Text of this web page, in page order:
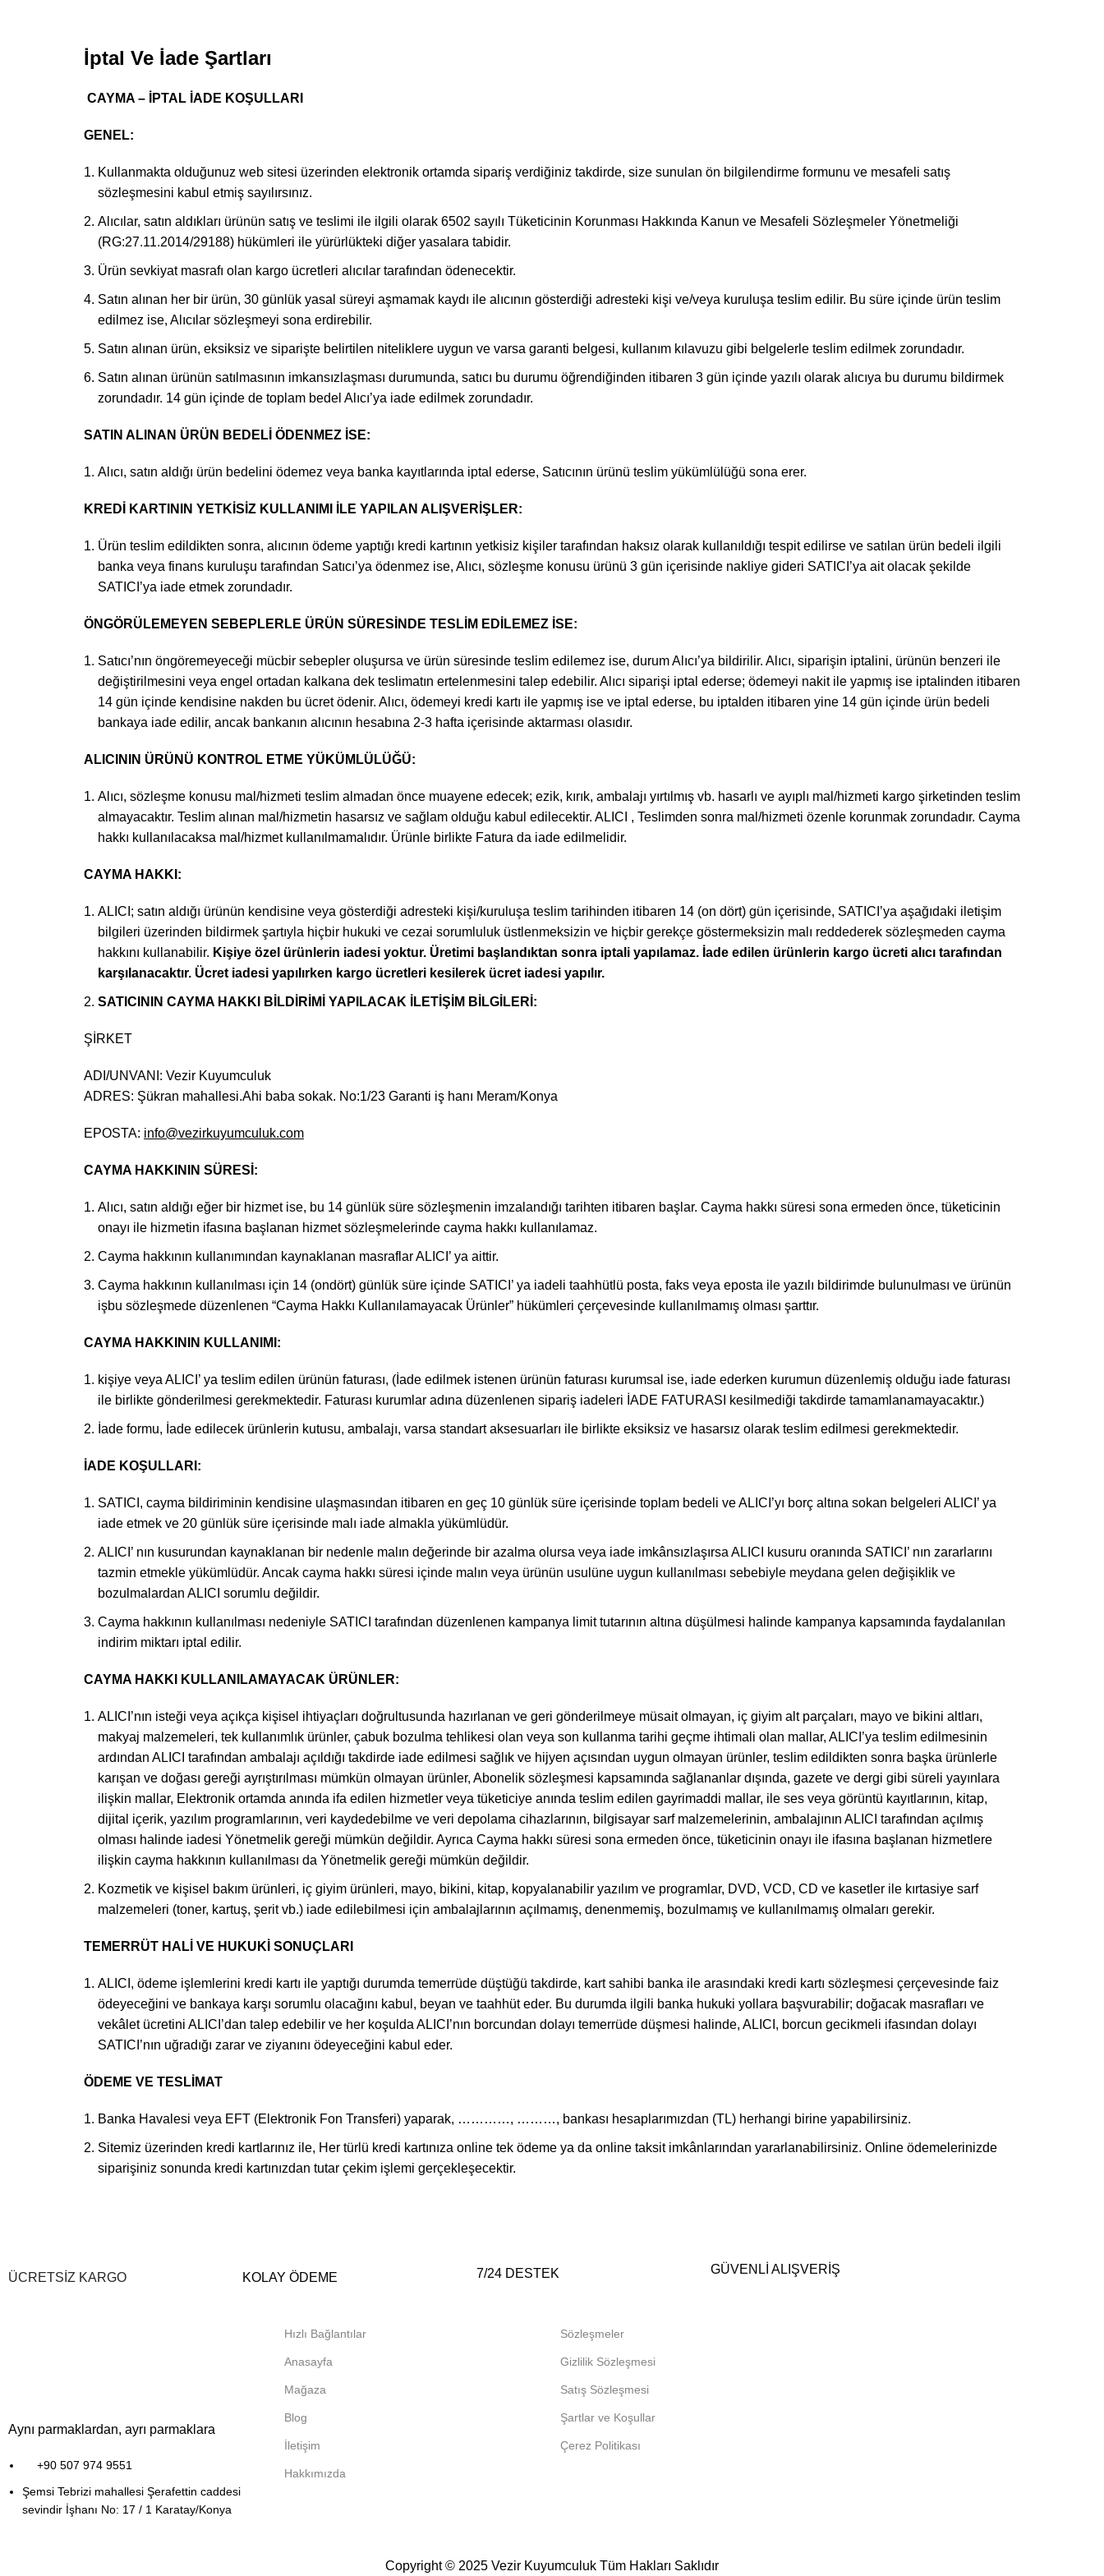
İptal Ve İade Şartları
CAYMA – İPTAL İADE KOŞULLARI
GENEL:
Kullanmakta olduğunuz web sitesi üzerinden elektronik ortamda sipariş verdiğiniz takdirde, size sunulan ön bilgilendirme formunu ve mesafeli satış
sözleşmesini kabul etmiş sayılırsınız.
Alıcılar, satın aldıkları ürünün satış ve teslimi ile ilgili olarak 6502 sayılı Tüketicinin Korunması Hakkında Kanun ve Mesafeli Sözleşmeler Yönetmeliği
(RG:27.11.2014/29188) hükümleri ile yürürlükteki diğer yasalara tabidir.
Ürün sevkiyat masrafı olan kargo ücretleri alıcılar tarafından ödenecektir.
Satın alınan her bir ürün, 30 günlük yasal süreyi aşmamak kaydı ile alıcının gösterdiği adresteki kişi ve/veya kuruluşa teslim edilir. Bu süre içinde ürün teslim
edilmez ise, Alıcılar sözleşmeyi sona erdirebilir.
Satın alınan ürün, eksiksiz ve siparişte belirtilen niteliklere uygun ve varsa garanti belgesi, kullanım kılavuzu gibi belgelerle teslim edilmek zorundadır.
Satın alınan ürünün satılmasının imkansızlaşması durumunda, satıcı bu durumu öğrendiğinden itibaren 3 gün içinde yazılı olarak alıcıya bu durumu bildirmek
zorundadır. 14 gün içinde de toplam bedel Alıcı’ya iade edilmek zorundadır.
SATIN ALINAN ÜRÜN BEDELİ ÖDENMEZ İSE:
Alıcı, satın aldığı ürün bedelini ödemez veya banka kayıtlarında iptal ederse, Satıcının ürünü teslim yükümlülüğü sona erer.
KREDİ KARTININ YETKİSİZ KULLANIMI İLE YAPILAN ALIŞVERİŞLER:
Ürün teslim edildikten sonra, alıcının ödeme yaptığı kredi kartının yetkisiz kişiler tarafından haksız olarak kullanıldığı tespit edilirse ve satılan ürün bedeli ilgili
banka veya finans kuruluşu tarafından Satıcı’ya ödenmez ise, Alıcı, sözleşme konusu ürünü 3 gün içerisinde nakliye gideri SATICI’ya ait olacak şekilde
SATICI’ya iade etmek zorundadır.
ÖNGÖRÜLEMEYEN SEBEPLERLE ÜRÜN SÜRESİNDE TESLİM EDİLEMEZ İSE:
Satıcı’nın öngöremeyeceği mücbir sebepler oluşursa ve ürün süresinde teslim edilemez ise, durum Alıcı’ya bildirilir. Alıcı, siparişin iptalini, ürünün benzeri ile
değiştirilmesini veya engel ortadan kalkana dek teslimatın ertelenmesini talep edebilir. Alıcı siparişi iptal ederse; ödemeyi nakit ile yapmış ise iptalinden itibaren
14 gün içinde kendisine nakden bu ücret ödenir. Alıcı, ödemeyi kredi kartı ile yapmış ise ve iptal ederse, bu iptalden itibaren yine 14 gün içinde ürün bedeli
bankaya iade edilir, ancak bankanın alıcının hesabına 2-3 hafta içerisinde aktarması olasıdır.
ALICININ ÜRÜNÜ KONTROL ETME YÜKÜMLÜLÜĞÜ:
Alıcı, sözleşme konusu mal/hizmeti teslim almadan önce muayene edecek; ezik, kırık, ambalajı yırtılmış vb. hasarlı ve ayıplı mal/hizmeti kargo şirketinden teslim
almayacaktır. Teslim alınan mal/hizmetin hasarsız ve sağlam olduğu kabul edilecektir. ALICI , Teslimden sonra mal/hizmeti özenle korunmak zorundadır. Cayma
hakkı kullanılacaksa mal/hizmet kullanılmamalıdır. Ürünle birlikte Fatura da iade edilmelidir.
CAYMA HAKKI:
ALICI; satın aldığı ürünün kendisine veya gösterdiği adresteki kişi/kuruluşa teslim tarihinden itibaren 14 (on dört) gün içerisinde, SATICI’ya aşağıdaki iletişim
bilgileri üzerinden bildirmek şartıyla hiçbir hukuki ve cezai sorumluluk üstlenmeksizin ve hiçbir gerekçe göstermeksizin malı reddederek sözleşmeden cayma
hakkını kullanabilir. Kişiye özel ürünlerin iadesi yoktur. Üretimi başlandıktan sonra iptali yapılamaz. İade edilen ürünlerin kargo ücreti alıcı tarafından
karşılanacaktır. Ücret iadesi yapılırken kargo ücretleri kesilerek ücret iadesi yapılır.
SATICININ CAYMA HAKKI BİLDİRİMİ YAPILACAK İLETİŞİM BİLGİLERİ:
ŞİRKET
ADI/UNVANI: Vezir Kuyumculuk
ADRES: Şükran mahallesi.Ahi baba sokak. No:1/23 Garanti iş hanı Meram/Konya
EPOSTA: info@vezirkuyumculuk.com
CAYMA HAKKININ SÜRESİ:
Alıcı, satın aldığı eğer bir hizmet ise, bu 14 günlük süre sözleşmenin imzalandığı tarihten itibaren başlar. Cayma hakkı süresi sona ermeden önce, tüketicinin
onayı ile hizmetin ifasına başlanan hizmet sözleşmelerinde cayma hakkı kullanılamaz.
Cayma hakkının kullanımından kaynaklanan masraflar ALICI’ ya aittir.
Cayma hakkının kullanılması için 14 (ondört) günlük süre içinde SATICI’ ya iadeli taahhütlü posta, faks veya eposta ile yazılı bildirimde bulunulması ve ürünün
işbu sözleşmede düzenlenen “Cayma Hakkı Kullanılamayacak Ürünler” hükümleri çerçevesinde kullanılmamış olması şarttır.
CAYMA HAKKININ KULLANIMI:
kişiye veya ALICI’ ya teslim edilen ürünün faturası, (İade edilmek istenen ürünün faturası kurumsal ise, iade ederken kurumun düzenlemiş olduğu iade faturası
ile birlikte gönderilmesi gerekmektedir. Faturası kurumlar adına düzenlenen sipariş iadeleri İADE FATURASI kesilmediği takdirde tamamlanamayacaktır.)
İade formu, İade edilecek ürünlerin kutusu, ambalajı, varsa standart aksesuarları ile birlikte eksiksiz ve hasarsız olarak teslim edilmesi gerekmektedir.
İADE KOŞULLARI:
SATICI, cayma bildiriminin kendisine ulaşmasından itibaren en geç 10 günlük süre içerisinde toplam bedeli ve ALICI’yı borç altına sokan belgeleri ALICI’ ya
iade etmek ve 20 günlük süre içerisinde malı iade almakla yükümlüdür.
ALICI’ nın kusurundan kaynaklanan bir nedenle malın değerinde bir azalma olursa veya iade imkânsızlaşırsa ALICI kusuru oranında SATICI’ nın zararlarını
tazmin etmekle yükümlüdür. Ancak cayma hakkı süresi içinde malın veya ürünün usulüne uygun kullanılması sebebiyle meydana gelen değişiklik ve
bozulmalardan ALICI sorumlu değildir.
Cayma hakkının kullanılması nedeniyle SATICI tarafından düzenlenen kampanya limit tutarının altına düşülmesi halinde kampanya kapsamında faydalanılan
indirim miktarı iptal edilir.
CAYMA HAKKI KULLANILAMAYACAK ÜRÜNLER:
ALICI’nın isteği veya açıkça kişisel ihtiyaçları doğrultusunda hazırlanan ve geri gönderilmeye müsait olmayan, iç giyim alt parçaları, mayo ve bikini altları,
makyaj malzemeleri, tek kullanımlık ürünler, çabuk bozulma tehlikesi olan veya son kullanma tarihi geçme ihtimali olan mallar, ALICI’ya teslim edilmesinin
ardından ALICI tarafından ambalajı açıldığı takdirde iade edilmesi sağlık ve hijyen açısından uygun olmayan ürünler, teslim edildikten sonra başka ürünlerle
karışan ve doğası gereği ayrıştırılması mümkün olmayan ürünler, Abonelik sözleşmesi kapsamında sağlananlar dışında, gazete ve dergi gibi süreli yayınlara
ilişkin mallar, Elektronik ortamda anında ifa edilen hizmetler veya tüketiciye anında teslim edilen gayrimaddi mallar, ile ses veya görüntü kayıtlarının, kitap,
dijital içerik, yazılım programlarının, veri kaydedebilme ve veri depolama cihazlarının, bilgisayar sarf malzemelerinin, ambalajının ALICI tarafından açılmış
olması halinde iadesi Yönetmelik gereği mümkün değildir. Ayrıca Cayma hakkı süresi sona ermeden önce, tüketicinin onayı ile ifasına başlanan hizmetlere
ilişkin cayma hakkının kullanılması da Yönetmelik gereği mümkün değildir.
Kozmetik ve kişisel bakım ürünleri, iç giyim ürünleri, mayo, bikini, kitap, kopyalanabilir yazılım ve programlar, DVD, VCD, CD ve kasetler ile kırtasiye sarf
malzemeleri (toner, kartuş, şerit vb.) iade edilebilmesi için ambalajlarının açılmamış, denenmemiş, bozulmamış ve kullanılmamış olmaları gerekir.
TEMERRÜT HALİ VE HUKUKİ SONUÇLARI
ALICI, ödeme işlemlerini kredi kartı ile yaptığı durumda temerrüde düştüğü takdirde, kart sahibi banka ile arasındaki kredi kartı sözleşmesi çerçevesinde faiz
ödeyeceğini ve bankaya karşı sorumlu olacağını kabul, beyan ve taahhüt eder. Bu durumda ilgili banka hukuki yollara başvurabilir; doğacak masrafları ve
vekâlet ücretini ALICI’dan talep edebilir ve her koşulda ALICI’nın borcundan dolayı temerrüde düşmesi halinde, ALICI, borcun gecikmeli ifasından dolayı
SATICI’nın uğradığı zarar ve ziyanını ödeyeceğini kabul eder.
ÖDEME VE TESLİMAT
Banka Havalesi veya EFT (Elektronik Fon Transferi) yaparak, …………, ………, bankası hesaplarımızdan (TL) herhangi birine yapabilirsiniz.
Sitemiz üzerinden kredi kartlarınız ile, Her türlü kredi kartınıza online tek ödeme ya da online taksit imkânlarından yararlanabilirsiniz. Online ödemelerinizde
siparişiniz sonunda kredi kartınızdan tutar çekim işlemi gerçekleşecektir.
ÜCRETSİZ KARGO KOLAY ÖDEME 7/24 DESTEK GÜVENLİ ALIŞVERİŞ
Aynı parmaklardan, ayrı parmaklara
+90 507 974 9551
Şemsi Tebrizi mahallesi Şerafettin caddesi
sevindir İşhanı No: 17 / 1 Karatay/Konya
Hızlı Bağlantılar
Anasayfa
Mağaza
Blog
İletişim
Hakkımızda
Sözleşmeler
Gizlilik Sözleşmesi
Satış Sözleşmesi
Şartlar ve Koşullar
Çerez Politikası
Copyright © 2025 Vezir Kuyumculuk Tüm Hakları Saklıdır